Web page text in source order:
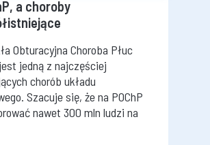
a choroby
Obturacyjna Choroba Płuc
jedną z najczęściej
chorób układu
Szacuje się, że na POChP
nawet 300 mln ludzi na